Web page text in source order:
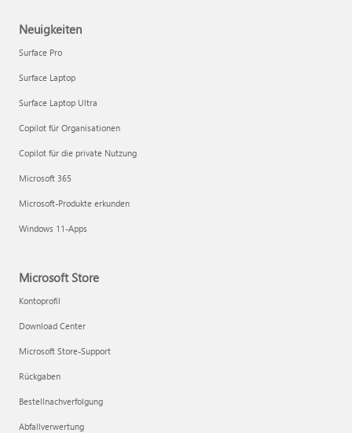
Neuigkeiten
Surface Pro
Surface Laptop
Surface Laptop Ultra
Copilot für Organisationen
Copilot für die private Nutzung
Microsoft 365
Microsoft-Produkte erkunden
Windows 11-Apps
Microsoft Store
Kontoprofil
Download Center
Microsoft Store-Support
Rückgaben
Bestellnachverfolgung
Abfallverwertung